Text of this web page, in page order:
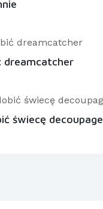
dreamcatcher
świecę decoupage